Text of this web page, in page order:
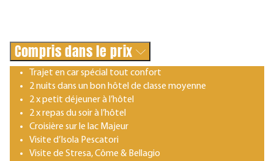
Compris dans le prix
Trajet en car spécial tout confort
2 nuits dans un bon hôtel de classe moyenne
2 x petit déjeuner à l’hôtel
2 x repas du soir à l’hôtel
Croisière sur le lac Majeur
Visite d’Isola Pescatori
Visite de Stresa, Côme & Bellagio